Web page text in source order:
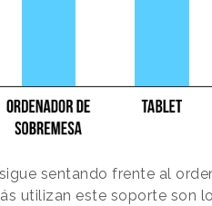
sentando frente al
utilizan este soporte son